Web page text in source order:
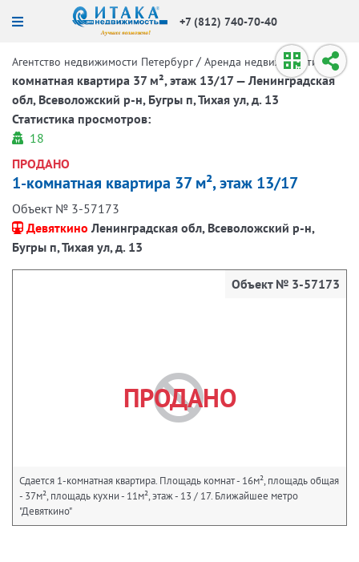
+7 (812) 740-70-40
Агентство недвижимости Петербург / Аренда недвижимости /1-
комнатная квартира 37 м², этаж 13/17 — Ленинградская
обл, Всеволожский р-н, Бугры п, Тихая ул, д. 13
Статистика просмотров:
18
ПРОДАНО
1-комнатная квартира 37 м², этаж 13/17
Объект № 3-57173
ДевяткиноЛенинградская обл, Всеволожский р-н,
Бугры п, Тихая ул, д. 13
ПРОДАНО
Объект № 3-57173
Сдается 1-комнатная квартира. Площадь комнат - 16м², площадь общая
- 37м², площадь кухни - 11м², этаж - 13 / 17. Ближайшее метро
"Девяткино"